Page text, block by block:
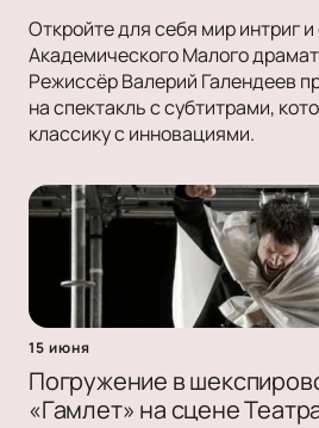
Откройте для себя мир интриг
Академического Малого
Режиссёр Валерий Галендеев
на спектакль с субтитрами,
классику с инновациями.
15 июня
Погружение в
«Гамлет» на сцене